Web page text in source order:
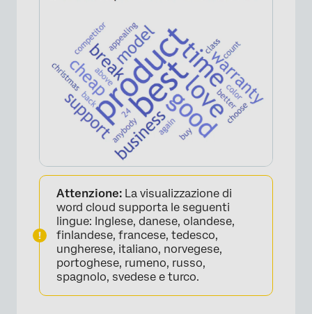
Attenzione: La visualizzazione di
word cloud supporta le seguenti
lingue: Inglese, danese, olandese,
finlandese, francese, tedesco,
ungherese, italiano, norvegese,
portoghese, rumeno, russo,
spagnolo, svedese e turco.